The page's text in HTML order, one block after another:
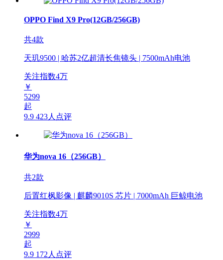
OPPO Find X9 Pro(12GB/256GB)
共4款
天玑9500 | 哈苏2亿超清长焦镜头 | 7500mAh电池
关注指数4万
￥
5299
起
9.9 423人点评
华为nova 16（256GB）
共2款
后置红枫影像 | 麒麟9010S 芯片 | 7000mAh 巨鲸电池
关注指数4万
￥
2999
起
9.9 172人点评